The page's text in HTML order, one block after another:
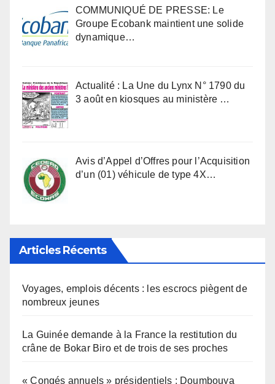
COMMUNIQUÉ DE PRESSE: Le
Groupe Ecobank maintient une solide
dynamique…
Actualité : La Une du Lynx N° 1790 du
3 août en kiosques au ministère …
Avis d’Appel d’Offres pour l’Acquisition
d’un (01) véhicule de type 4X…
Articles Récents
Voyages, emplois décents : les escrocs piègent de
nombreux jeunes
La Guinée demande à la France la restitution du
crâne de Bokar Biro et de trois de ses proches
« Congés annuels » présidentiels : Doumbouya